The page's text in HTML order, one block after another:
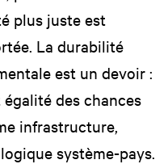
plus juste est
La durabilité
est un devoir :
des chances
infrastructure,
système-pays.